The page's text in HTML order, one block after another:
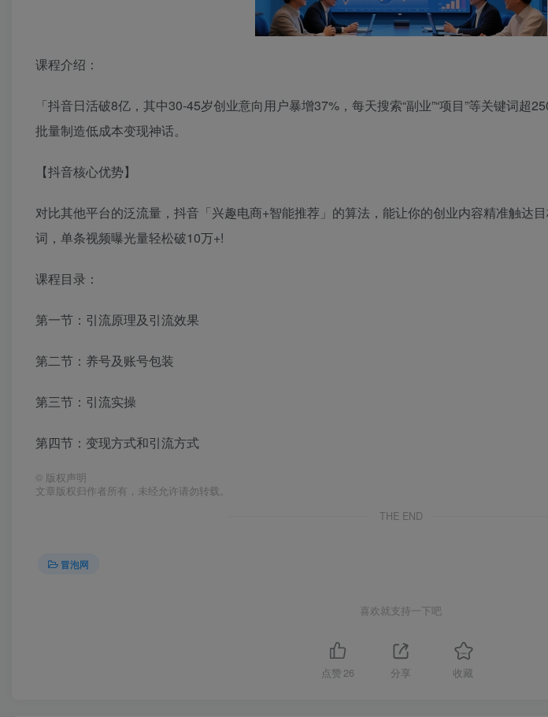
课程介绍：
「抖音日活破8亿，其中30-45岁创业意向用户暴增37%，每天搜索“副业”“项目”等关键词超
批量制造低成本变现神话。
【抖音核心优势】
对比其他平台的泛流量，抖音「兴趣电商+智能推荐」的算法，能让你的创业内容精准触达目
词，单条视频曝光量轻松破10万+!
课程目录：
第一节：引流原理及引流效果
第二节：养号及账号包装
第三节：引流实操
第四节：变现方式和引流方式
© 版权声明
文章版权归作者所有，未经允许请勿转载。
THE END
冒泡网
喜欢就支持一下吧
点赞 26 分享 收藏